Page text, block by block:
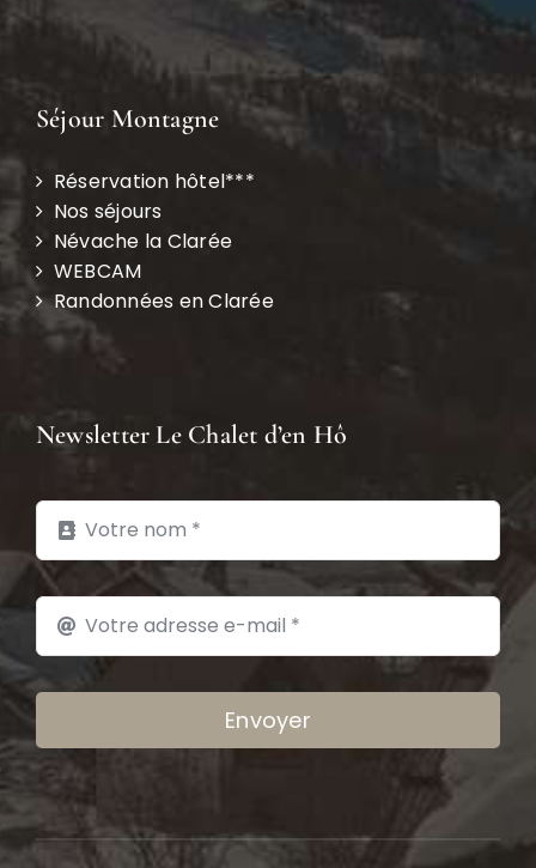
Séjour Montagne
Réservation hôtel***
Nos séjours
Névache la Clarée
WEBCAM
Randonnées en Clarée
Newsletter Le Chalet d’en Hô
Envoyer